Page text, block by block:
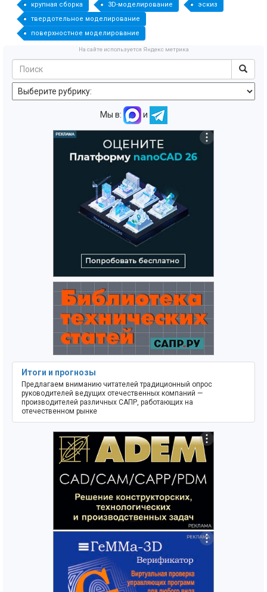
крупная сборка 3D-моделирование
эскиз
твердотельное моделирование
поверхностное моделирование
На сайте используется Яндекс метрика
Мы в: и
Итоги и прогнозы
Предлагаем вниманию читателей традиционный опрос
руководителей ведущих отечественных компаний —
производителей различных САПР, работающих на
отечественном рынке